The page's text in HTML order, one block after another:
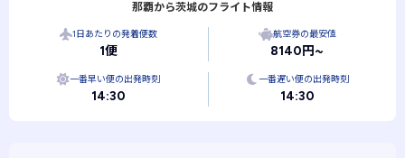
那覇から茨城のフライト情報
1日あたりの発着便数
1便
航空券の最安値
8140円~
一番早い便の出発時刻
14:30
一番遅い便の出発時刻
14:30